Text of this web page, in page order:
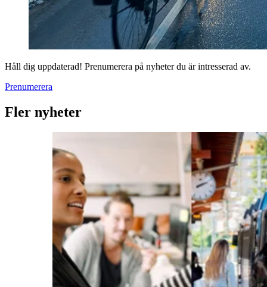
Håll dig uppdaterad! Prenumerera på nyheter du är intresserad av.
Prenumerera
Fler nyheter